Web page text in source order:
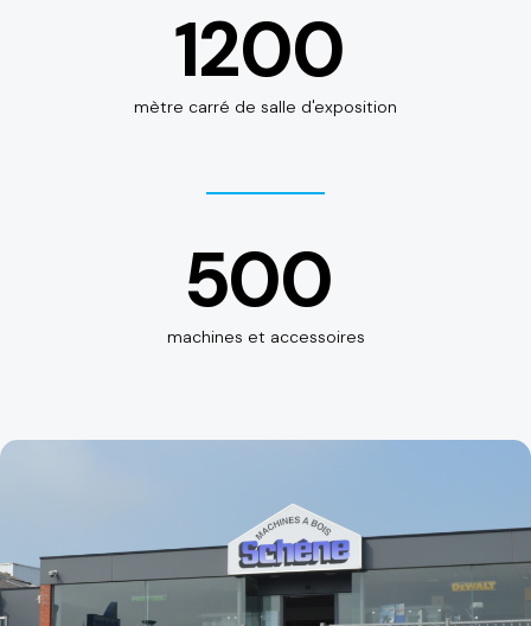
1200
mètre carré de salle d'exposition
500
machines et accessoires